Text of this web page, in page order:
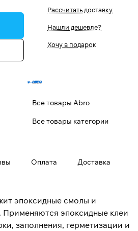
Рассчитать доставку
Нашли дешевле?
Хочу в подарок
Все товары Abro
Все товары категории
Оплата Доставка
эпоксидные смолы и
Применяются эпоксидные клеи
заполнения, герметизации и